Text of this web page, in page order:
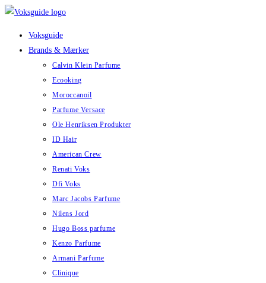
Skip
Voksguide
Brands & Mærker
Calvin Klein Parfume
Ecooking
Moroccanoil
Parfume Versace
Ole Henriksen Produkter
ID Hair
American Crew
Renati Voks
Dfi Voks
Marc Jacobs Parfume
Nilens Jord
Hugo Boss parfume
Kenzo Parfume
Armani Parfume
Clinique